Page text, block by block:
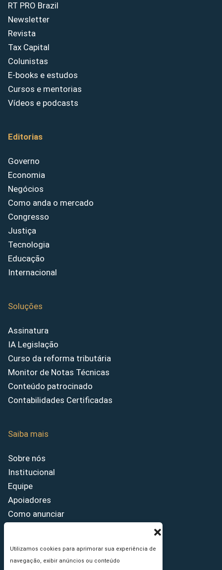
Utilizamos cookies para aprimorar sua experiência de
navegação, exibir anúncios ou conteúdo
RT PRO Brazil
Newsletter
Revista
Tax Capital
Colunistas
E-books e estudos
Cursos e mentorias
Vídeos e podcasts
Editorias
Governo
Economia
Negócios
Como anda o mercado
Congresso
Justiça
Tecnologia
Educação
Internacional
Soluções
Assinatura
IA Legislação
Curso da reforma tributária
Monitor de Notas Técnicas
Conteúdo patrocinado
Contabilidades Certificadas
Saiba mais
Sobre nós
Institucional
Equipe
Apoiadores
Como anunciar